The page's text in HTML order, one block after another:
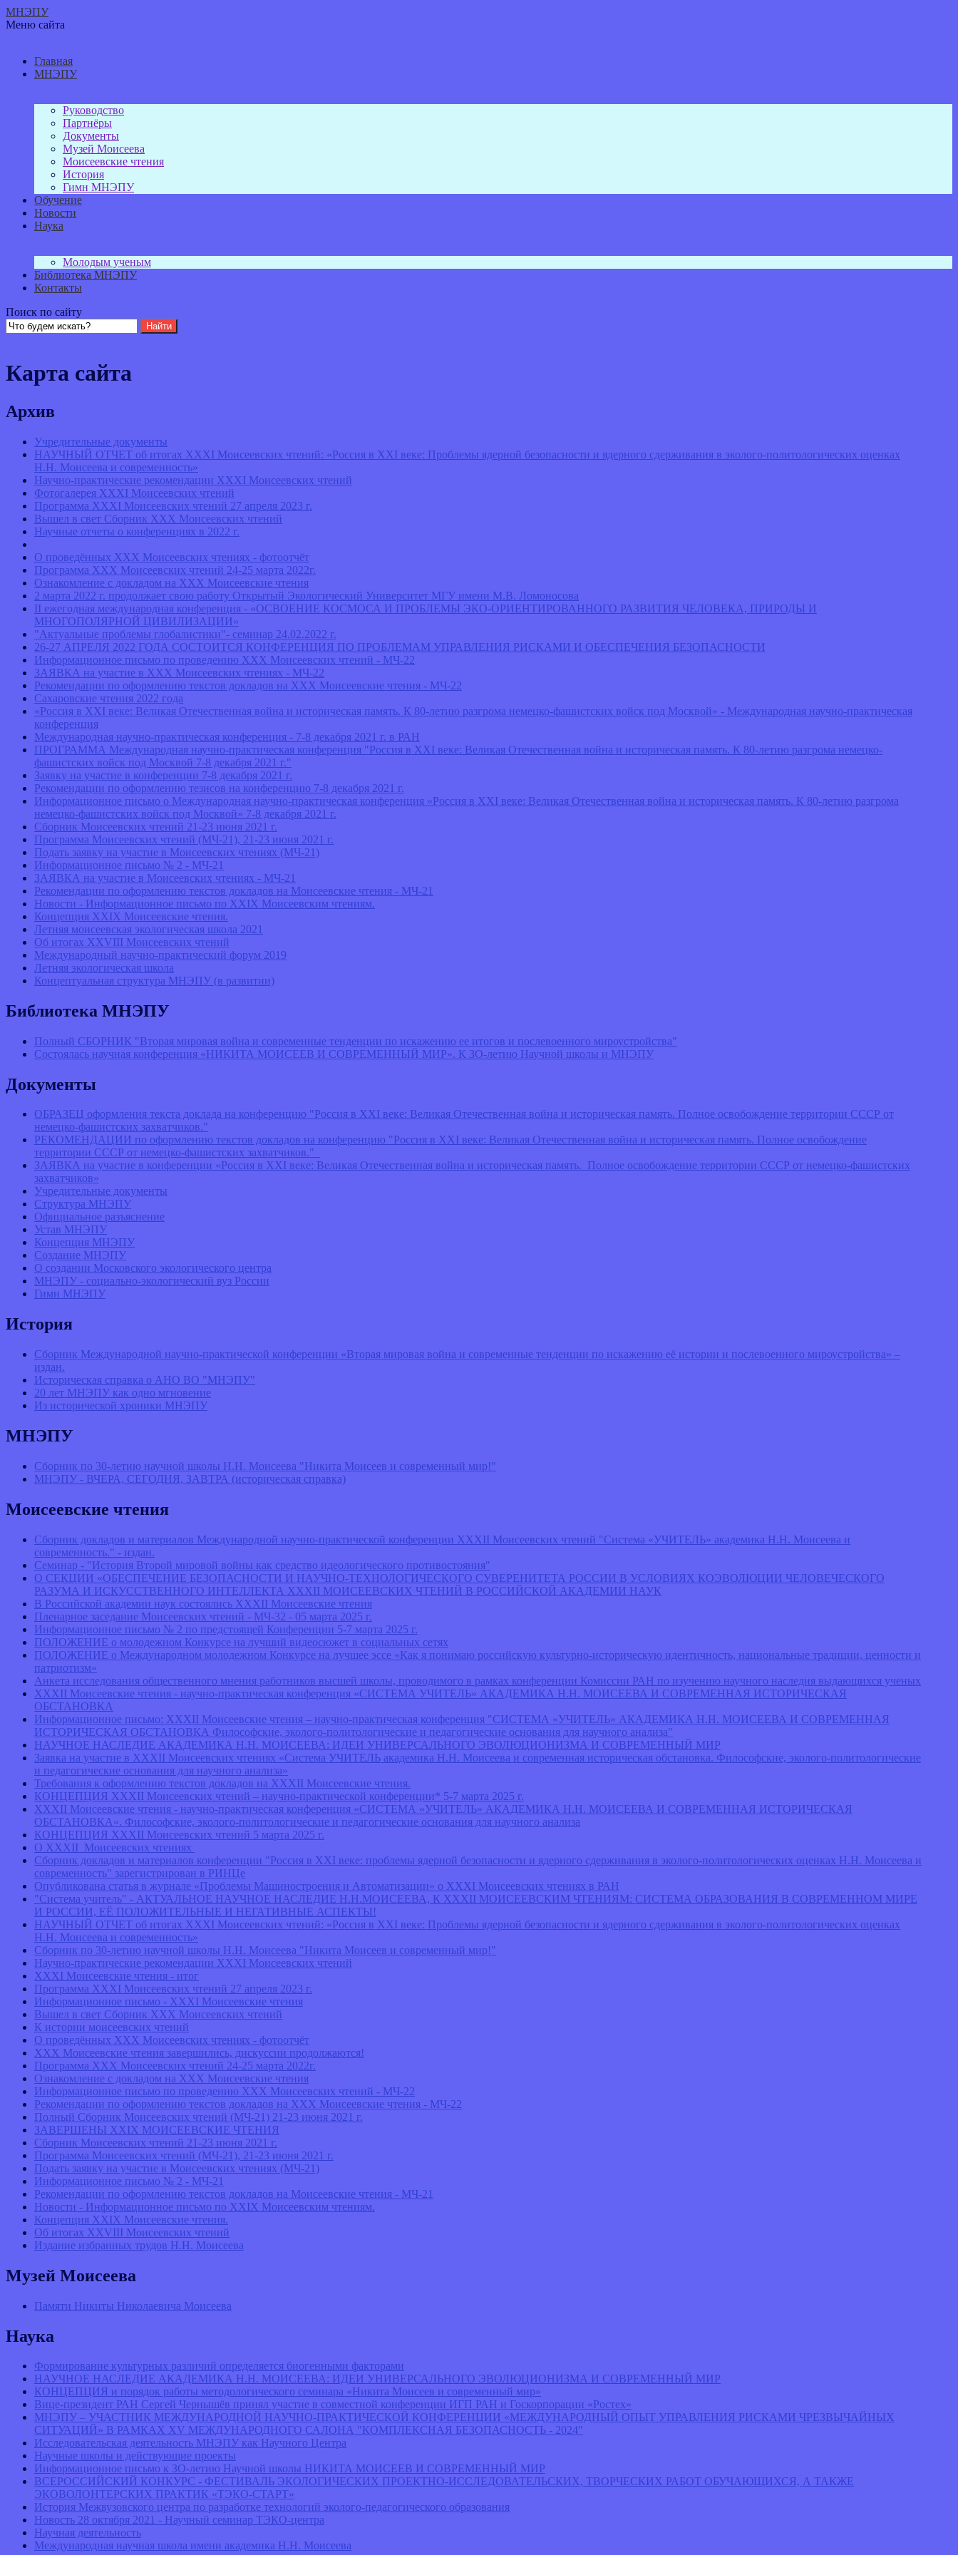
МНЭПУ
Меню сайта
Главная
МНЭПУ
Руководство
Партнёры
Документы
Музей Моисеева
Моисеевские чтения
История
Гимн МНЭПУ
Обучение
Новости
Наука
Молодым ученым
Библиотека МНЭПУ
Контакты
Поиск по сайту
Карта сайта
Архив
Учредительные документы
НАУЧНЫЙ ОТЧЕТ об итогах ХХXI Моисеевских чтений: «Россия в ХХI веке: Проблемы ядерной безопасности и ядерного сдерживания в эколого-политологических оценках
Н.Н. Моисеева и современность»
Научно-практические рекомендации XXXI Моисеевских чтений
Фотогалерея XXXI Моисеевских чтений
Программа ХХXI Моисеевских чтений 27 апреля 2023 г.
Вышел в свет Сборник ХХX Моисеевских чтений
Научные отчеты о конференциях в 2022 г.
О проведённых ХХХ Моисеевских чтениях - фотоотчёт
Программа ХХХ Моисеевских чтений 24-25 марта 2022г.
Ознакомление с докладом на XXX Моисеевские чтения
2 марта 2022 г. продолжает свою работу Открытый Экологический Университет МГУ имени М.В. Ломоносова
II ежегодная международная конференция - «ОСВОЕНИЕ КОСМОСА И ПРОБЛЕМЫ ЭКО-ОРИЕНТИРОВАННОГО РАЗВИТИЯ ЧЕЛОВЕКА, ПРИРОДЫ И
МНОГОПОЛЯРНОЙ ЦИВИЛИЗАЦИИ»
"Актуальные проблемы глобалистики"- семинар 24.02.2022 г.
26-27 АПРЕЛЯ 2022 ГОДА СОСТОИТСЯ КОНФЕРЕНЦИЯ ПО ПРОБЛЕМАМ УПРАВЛЕНИЯ РИСКАМИ И ОБЕСПЕЧЕНИЯ БЕЗОПАСНОСТИ
Информационное письмо по проведению XXX Моисеевских чтений - МЧ-22
ЗАЯВКА на участие в XXX Моисеевских чтениях - МЧ-22
Рекомендации по оформлению текстов докладов на XXX Моисеевские чтения - МЧ-22
Сахаровские чтения 2022 года
«Россия в ХХI веке: Великая Отечественная война и историческая память. К 80-летию разгрома немецко-фашистских войск под Москвой» - Международная научно-практическая
конференция
Международная научно-практическая конференция - 7-8 декабря 2021 г. в РАН
ПРОГРАММА Международная научно-практическая конференция "Россия в ХХI веке: Великая Отечественная война и историческая память. К 80-летию разгрома немецко-
фашистских войск под Москвой 7-8 декабря 2021 г."
Заявку на участие в конференции 7-8 декабря 2021 г.
Рекомендации по оформлению тезисов на конференцию 7-8 декабря 2021 г.
Информационное письмо о Международная научно-практическая конференция «Россия в ХХI веке: Великая Отечественная война и историческая память. К 80-летию разгрома
немецко-фашистских войск под Москвой» 7-8 декабря 2021 г.
Сборник Моисеевских чтений 21-23 июня 2021 г.
Программа Моисеевских чтений (МЧ-21), 21-23 июня 2021 г.
Подать заявку на участие в Моисеевских чтениях (МЧ-21)
Информационное письмо № 2 - МЧ-21
ЗАЯВКА на участие в Моисеевских чтениях - МЧ-21
Рекомендации по оформлению текстов докладов на Моисеевские чтения - МЧ-21
Новости - Информационное письмо по XXIX Моисеевским чтениям.
Концепция ХХIХ Моисеевские чтения.
Летняя моисеевская экологическая школа 2021
Об итогах XXVIII Моисеевских чтений
Международный научно-практический форум 2019
Летняя экологическая школа
Концептуальная структура МНЭПУ (в развитии)
Библиотека МНЭПУ
Полный СБОРНИК "Вторая мировая война и современные тенденции по искажению ее итогов и послевоенного мироустройства"
Состоялась научная конференция «НИКИТА МОИСЕЕВ И СОВРЕМЕННЫЙ МИР». К ЗО-летию Научной школы и МНЭПУ
Документы
ОБРАЗЕЦ оформления текста доклада на конференцию "Россия в ХХI веке: Великая Отечественная война и историческая память. Полное освобождение территории СССР от
немецко-фашистских захватчиков."
РЕКОМЕНДАЦИИ по оформлению текстов докладов на конференцию "Россия в ХХI веке: Великая Отечественная война и историческая память. Полное освобождение
территории СССР от немецко-фашистских захватчиков."
ЗАЯВКА на участие в конференции «Россия в ХХI веке: Великая Отечественная война и историческая память. Полное освобождение территории СССР от немецко-фашистских
захватчиков»
Учредительные документы
Структура МНЭПУ
Официальное разъяснение
Устав МНЭПУ
Концепция МНЭПУ
Создание МНЭПУ
О создании Московского экологического центра
МНЭПУ - социально-экологический вуз России
Гимн МНЭПУ
История
Сборник Международной научно-практической конференции «Вторая мировая война и современные тенденции по искажению её истории и послевоенного мироустройства» –
издан.
Историческая справка о АНО ВО "МНЭПУ"
20 лет МНЭПУ как одно мгновение
Из исторической хроники МНЭПУ
МНЭПУ
Сборник по 30-летию научной школы Н.Н. Моисеева "Никита Моисеев и современный мир!"
МНЭПУ - ВЧЕРА, СЕГОДНЯ, ЗАВТРА (историческая справка)
Моисеевские чтения
Сборник докладов и материалов Международной научно-практической конференции ХХХII Моисеевских чтений "Система «УЧИТЕЛЬ» академика Н.Н. Моисеева и
современность." - издан.
Семинар - "История Второй мировой войны как средство идеологического противостояния"
О СЕКЦИИ «ОБЕСПЕЧЕНИЕ БЕЗОПАСНОСТИ И НАУЧНО-ТЕХНОЛОГИЧЕСКОГО СУВЕРЕНИТЕТА РОССИИ В УСЛОВИЯХ КОЭВОЛЮЦИИ ЧЕЛОВЕЧЕСКОГО
РАЗУМА И ИСКУССТВЕННОГО ИНТЕЛЛЕКТА ХХXII МОИСЕЕВСКИХ ЧТЕНИЙ В РОССИЙСКОЙ АКАДЕМИИ НАУК
В Российской академии наук состоялись ХХХII Моисеевские чтения
Пленарное заседание Моисеевских чтений - МЧ-32 - 05 марта 2025 г.
Информационное письмо № 2 по предстоящей Конференции 5-7 марта 2025 г.
ПОЛОЖЕНИЕ о молодежном Конкурсе на лучший видеосюжет в социальных сетях
ПОЛОЖЕНИЕ о Международном молодежном Конкурсе на лучшее эссе «Как я понимаю российскую культурно-историческую идентичность, национальные традиции, ценности и
патриотизм»
Анкета исследования общественного мнения работников высшей школы, проводимого в рамках конференции Комиссии РАН по изучению научного наследия выдающихся ученых
ХХXII Моисеевские чтения - научно-практическая конференция «СИСТЕМА УЧИТЕЛЬ» АКАДЕМИКА Н.Н. МОИСЕЕВА И СОВРЕМЕННАЯ ИСТОРИЧЕСКАЯ
ОБСТАНОВКА
Информационное письмо: ХХXII Моисеевские чтения – научно-практическая конференция "СИСТЕМА «УЧИТЕЛЬ» АКАДЕМИКА Н.Н. МОИСЕЕВА И СОВРЕМЕННАЯ
ИСТОРИЧЕСКАЯ ОБСТАНОВКА Философские, эколого-политологические и педагогические основания для научного анализа"
НАУЧНОЕ НАСЛЕДИЕ АКАДЕМИКА Н.Н. МОИСЕЕВА: ИДЕИ УНИВЕРСАЛЬНОГО ЭВОЛЮЦИОНИЗМА И СОВРЕМЕННЫЙ МИР
Заявка на участие в ХХХII Моисеевских чтениях «Система УЧИТЕЛЬ академика Н.Н. Моисеева и современная историческая обстановка. Философские, эколого-политологические
и педагогические основания для научного анализа»
Требования к оформлению текстов докладов на XXXII Моисеевские чтения.
КОНЦЕПЦИЯ ХХХII Моисеевских чтений – научно-практической конференции* 5-7 марта 2025 г.
ХХXII Моисеевские чтения - научно-практическая конференция «СИСТЕМА «УЧИТЕЛЬ» АКАДЕМИКА Н.Н. МОИСЕЕВА И СОВРЕМЕННАЯ ИСТОРИЧЕСКАЯ
ОБСТАНОВКА». Философские, эколого-политологические и педагогические основания для научного анализа
КОНЦЕПЦИЯ ХХХII Моисеевских чтений 5 марта 2025 г.
О ХХХII Моисеевских чтениях
Сборник докладов и материалов конференции "Россия в XXI веке: проблемы ядерной безопасности и ядерного сдерживания в эколого-политологических оценках Н.Н. Моисеева и
современность" зарегистрирован в РИНЦе
Опубликована статья в журнале «Проблемы Машиностроения и Автоматизации» о XXXI Моисеевских чтениях в РАН
"Система учитель" - АКТУАЛЬНОЕ НАУЧНОЕ НАСЛЕДИЕ Н.Н.МОИСЕЕВА, К ХХХII МОИСЕЕВСКИМ ЧТЕНИЯМ: СИСТЕМА ОБРАЗОВАНИЯ В СОВРЕМЕННОМ МИРЕ
И РОССИИ, ЕЁ ПОЛОЖИТЕЛЬНЫЕ И НЕГАТИВНЫЕ АСПЕКТЫ!
НАУЧНЫЙ ОТЧЕТ об итогах ХХXI Моисеевских чтений: «Россия в ХХI веке: Проблемы ядерной безопасности и ядерного сдерживания в эколого-политологических оценках
Н.Н. Моисеева и современность»
Сборник по 30-летию научной школы Н.Н. Моисеева "Никита Моисеев и современный мир!"
Научно-практические рекомендации XXXI Моисеевских чтений
XXXI Моисеевские чтения - итог
Программа ХХXI Моисеевских чтений 27 апреля 2023 г.
Информационное письмо - ХХXI Моисеевские чтения
Вышел в свет Сборник ХХX Моисеевских чтений
К истории моисеевских чтений
О проведённых ХХХ Моисеевских чтениях - фотоотчёт
ХХХ Моисеевские чтения завершились, дискуссии продолжаются!
Программа ХХХ Моисеевских чтений 24-25 марта 2022г.
Ознакомление с докладом на XXX Моисеевские чтения
Информационное письмо по проведению XXX Моисеевских чтений - МЧ-22
Рекомендации по оформлению текстов докладов на XXX Моисеевские чтения - МЧ-22
Полный Сборник Моисеевских чтений (МЧ-21) 21-23 июня 2021 г.
ЗАВЕРШЕНЫ XXIX МОИСЕЕВСКИЕ ЧТЕНИЯ
Сборник Моисеевских чтений 21-23 июня 2021 г.
Программа Моисеевских чтений (МЧ-21), 21-23 июня 2021 г.
Подать заявку на участие в Моисеевских чтениях (МЧ-21)
Информационное письмо № 2 - МЧ-21
Рекомендации по оформлению текстов докладов на Моисеевские чтения - МЧ-21
Новости - Информационное письмо по XXIX Моисеевским чтениям.
Концепция ХХIХ Моисеевские чтения.
Об итогах XXVIII Моисеевских чтений
Издание избранных трудов Н.Н. Моисеева
Музей Моисеева
Памяти Никиты Николаевича Моисеева
Наука
Формирование культурных различий определяется биогенными факторами
НАУЧНОЕ НАСЛЕДИЕ АКАДЕМИКА Н.Н. МОИСЕЕВА: ИДЕИ УНИВЕРСАЛЬНОГО ЭВОЛЮЦИОНИЗМА И СОВРЕМЕННЫЙ МИР
КОНЦЕПЦИЯ и порядок работы методологического семинара «Никита Моисеев и современный мир»
Вице-президент РАН Сергей Чернышёв принял участие в совместной конференции ИГП РАН и Госкорпорации «Ростех»
МНЭПУ – УЧАСТНИК МЕЖДУНАРОДНОЙ НАУЧНО-ПРАКТИЧЕСКОЙ КОНФЕРЕНЦИИ «МЕЖДУНАРОДНЫЙ ОПЫТ УПРАВЛЕНИЯ РИСКАМИ ЧРЕЗВЫЧАЙНЫХ
СИТУАЦИЙ» В РАМКАХ XV МЕЖДУНАРОДНОГО САЛОНА "КОМПЛЕКСНАЯ БЕЗОПАСНОСТЬ - 2024"
Исследовательская деятельность МНЭПУ как Научного Центра
Научные школы и действующие проекты
Информационное письмо к ЗО-летию Научной школы НИКИТА МОИСЕЕВ И СОВРЕМЕННЫЙ МИР
ВСЕРОССИЙСКИЙ КОНКУРС - ФЕСТИВАЛЬ ЭКОЛОГИЧЕСКИХ ПРОЕКТНО-ИССЛЕДОВАТЕЛЬСКИХ, ТВОРЧЕСКИХ РАБОТ ОБУЧАЮЩИХСЯ, А ТАКЖЕ
ЭКОВОЛОНТЕРСКИХ ПРАКТИК «ТЭКО-СТАРТ»
История Межвузовского центра по разработке технологий эколого-педагогического образования
Новость 28 октября 2021 - Научный семинар ТЭКО-центра
Научная деятельность
Международная научная школа имени академика Н.Н. Моисеева